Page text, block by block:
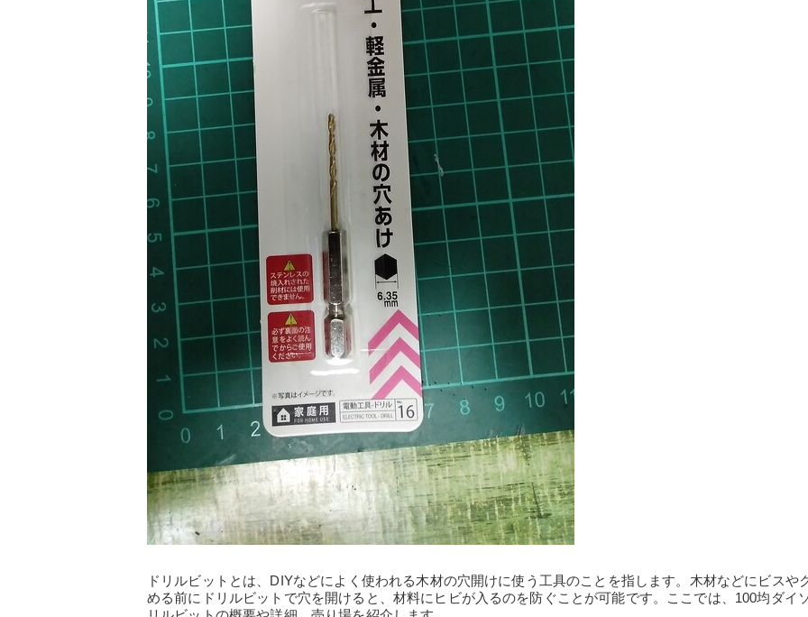
ドリルビットとは、DIYなどによく使われる木材の穴開けに使う工具のことを指します。木材などにビスや
める前にドリルビットで穴を開けると、材料にヒビが入るのを防ぐことが可能です。ここでは、100均ダイ